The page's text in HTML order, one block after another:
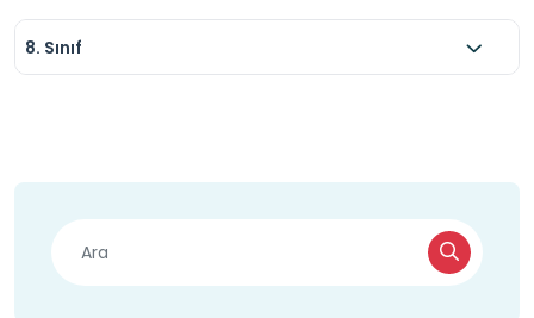
8. Sınıf